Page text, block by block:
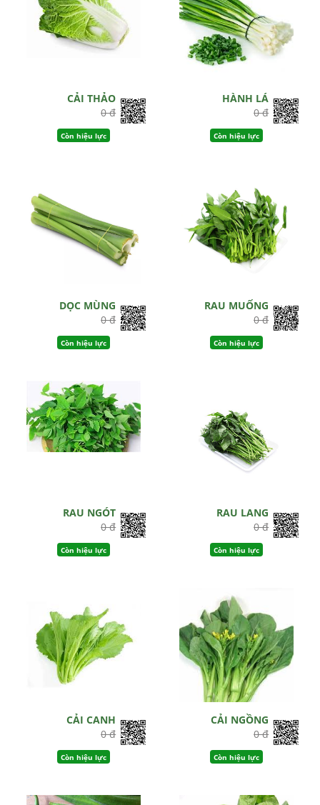
CẢI THẢO
0 đ
Còn hiệu lực
HÀNH LÁ
0 đ
Còn hiệu lực
DỌC MÙNG
0 đ
Còn hiệu lực
RAU MUỐNG
0 đ
Còn hiệu lực
RAU NGÓT
0 đ
Còn hiệu lực
RAU LANG
0 đ
Còn hiệu lực
CẢI CANH
0 đ
Còn hiệu lực
CẢI NGỒNG
0 đ
Còn hiệu lực